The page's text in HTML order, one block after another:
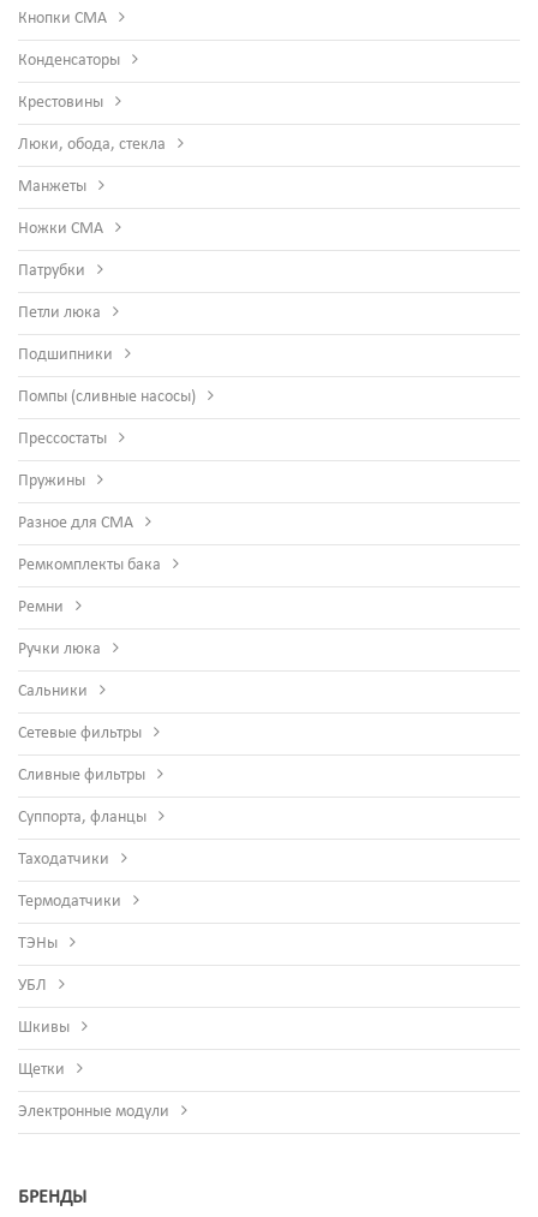
Кнопки СМА
Конденсаторы
Крестовины
Люки, обода, стекла
Манжеты
Ножки СМА
Патрубки
Петли люка
Подшипники
Помпы (сливные насосы)
Прессостаты
Пружины
Разное для СМА
Ремкомплекты бака
Ремни
Ручки люка
Сальники
Сетевые фильтры
Сливные фильтры
Суппорта, фланцы
Таходатчики
Термодатчики
ТЭНы
УБЛ
Шкивы
Щетки
Электронные модули
БРЕНДЫ